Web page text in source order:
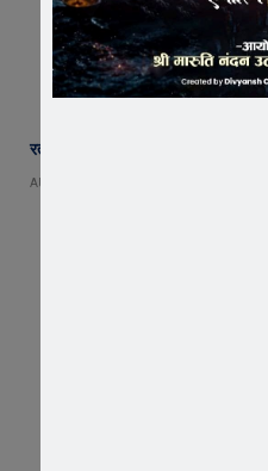
रतलाम के नए कलेक्टर बने अजय कटेसरिया,
AUGUST 4, 2026